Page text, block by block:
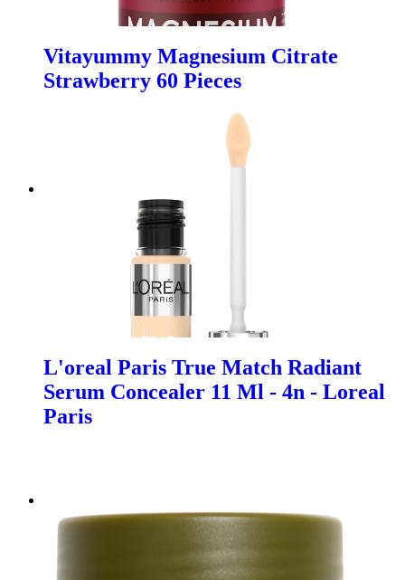
Vitayummy Magnesium Citrate
Strawberry 60 Pieces
L'oreal Paris True Match Radiant
Serum Concealer 11 Ml - 4n - Loreal
Paris